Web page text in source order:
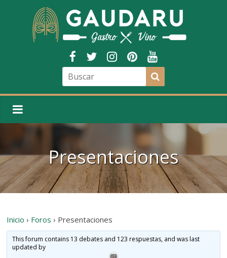
Presentaciones
Inicio › Foros › Presentaciones
This forum contains 13 debates and 123 respuestas, and was last
updated by